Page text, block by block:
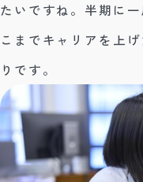
たいですね。半期に
こまでキャリアを上
りです。